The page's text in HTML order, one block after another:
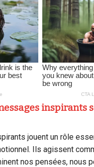
inspirants
jouent un rôle
Ils agissent
nos pensées, nous